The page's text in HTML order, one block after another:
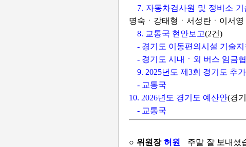
7. 자동차검사원 및 정비소
명숙ㆍ강태형ㆍ서성란ㆍ이서
8. 교통국 현안보고(2건)
- 경기도 이동편의시설 기술
- 경기도 시내ㆍ외 버스 임금
9. 2025년도 제3회 경기도 추
- 교통국
10. 2026년도 경기도 예산안(경
- 교통국
○ 위원장 허원
주말 잘 보내셨